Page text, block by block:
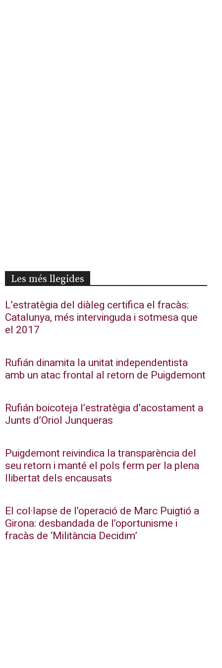
Les més llegides
L’estratègia del diàleg certifica el fracàs:
Catalunya, més intervinguda i sotmesa que
el 2017
Rufián dinamita la unitat independentista
amb un atac frontal al retorn de Puigdemont
Rufián boicoteja l’estratègia d’acostament a
Junts d’Oriol Junqueras
Puigdemont reivindica la transparència del
seu retorn i manté el pols ferm per la plena
llibertat dels encausats
El col·lapse de l’operació de Marc Puigtió a
Girona: desbandada de l’oportunisme i
fracàs de ‘Militància Decidim’